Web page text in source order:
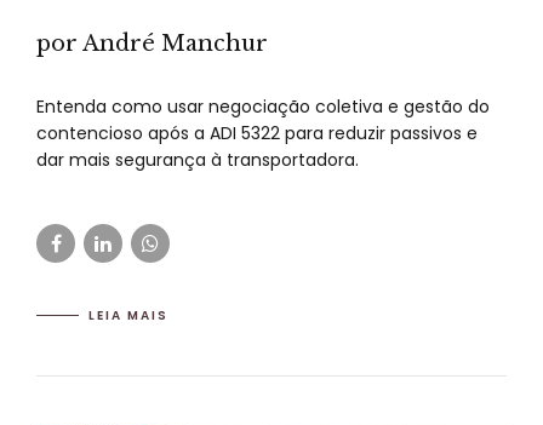
por André Manchur
Entenda como usar negociação coletiva e gestão do
contencioso após a ADI 5322 para reduzir passivos e
dar mais segurança à transportadora.
LEIA MAIS